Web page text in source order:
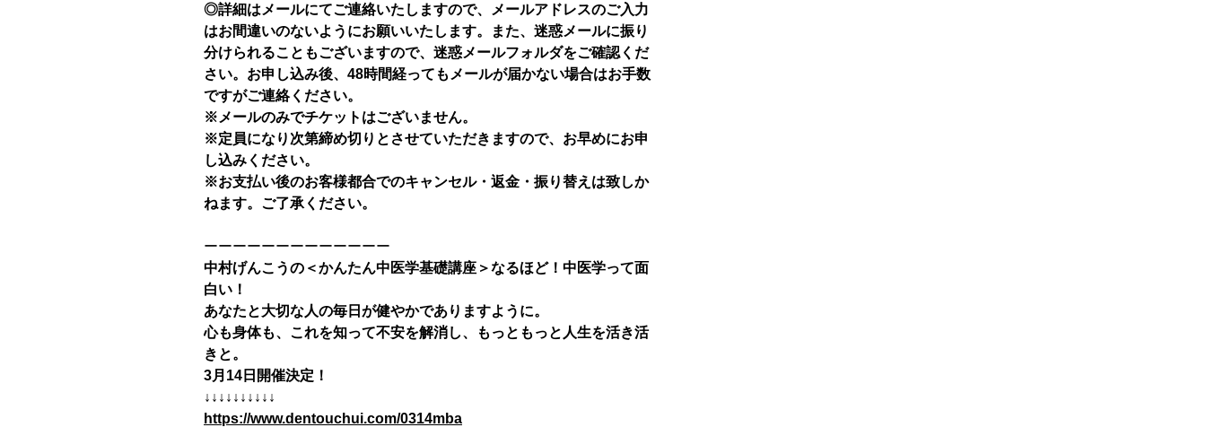
◎詳細はメールにてご連絡いたしますので、メールアドレスのご入力
はお間違いのないようにお願いいたします。また、迷惑メールに振り
分けられることもございますので、迷惑メールフォルダをご確認くだ
さい。お申し込み後、48時間経ってもメールが届かない場合はお手数
ですがご連絡ください。
※メールのみでチケットはございません。
※定員になり次第締め切りとさせていただきますので、お早めにお申
し込みください。
※お支払い後のお客様都合でのキャンセル・返金・振り替えは致しか
ねます。ご了承ください。
ーーーーーーーーーーーーー
中村げんこうの＜かんたん中医学基礎講座＞なるほど！中医学って面
白い！
あなたと大切な人の毎日が健やかでありますように。
心も身体も、これを知って不安を解消し、もっともっと人生を活き活
きと。
3月14日開催決定！
↓↓↓↓↓↓↓↓↓↓
https://www.dentouchui.com/0314mba